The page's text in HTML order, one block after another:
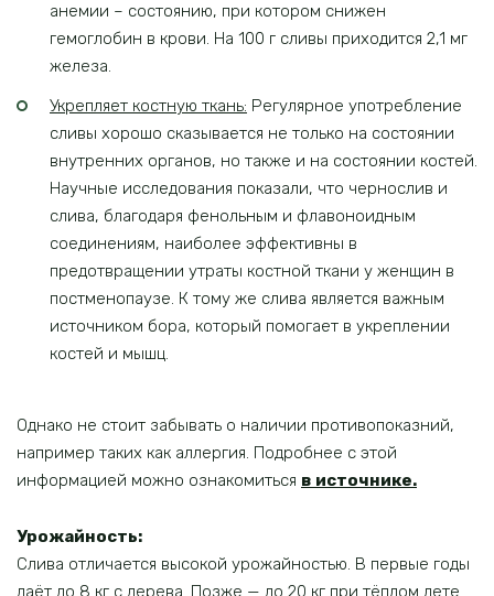
анемии – состоянию, при котором снижен
гемоглобин в крови. На 100 г сливы приходится 2,1 мг
железа.
Укрепляет костную ткань: Регулярное употребление
сливы хорошо сказывается не только на состоянии
внутренних органов, но также и на состоянии костей.
Научные исследования показали, что чернослив и
слива, благодаря фенольным и флавоноидным
соединениям, наиболее эффективны в
предотвращении утраты костной ткани у женщин в
постменопаузе. К тому же слива является важным
источником бора, который помогает в укреплении
костей и мышц.
Однако не стоит забывать о наличии противопоказний,
например таких как аллергия. Подробнее с этой
информацией можно ознакомиться в источнике.
Урожайность:
Слива отличается высокой урожайностью. В первые годы
даёт до 8 кг с дерева. Позже — до 20 кг при тёплом лете.